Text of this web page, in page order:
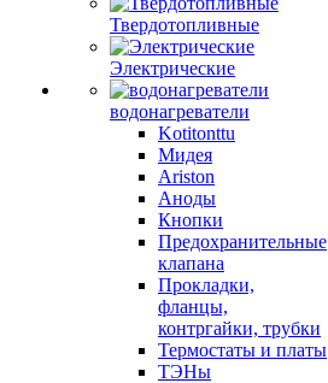
Твердотопливные
Электрические
водонагреватели
Kotitonttu
Мидея
Ariston
Аноды
Кнопки
Предохранительные
клапана
Прокладки,
фланцы,
контргайки, трубки
Термостаты и платы
ТЭНы